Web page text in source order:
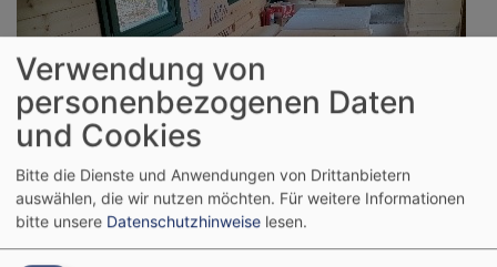
Verwendung von
personenbezogenen Daten
und Cookies
Bitte die Dienste und Anwendungen von Drittanbietern
auswählen, die wir nutzen möchten. Für weitere Informationen
bitte unsere Datenschutzhinweise lesen.